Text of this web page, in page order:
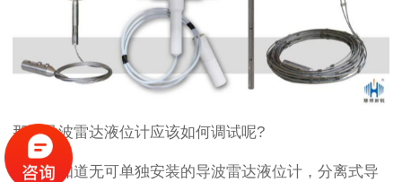
那么导波雷达液位计应该如何调试呢?
首先要知道无可单独安装的导波雷达液位计，分离式导